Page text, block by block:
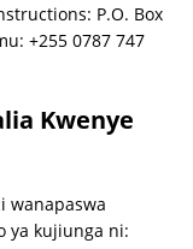
P.O. Box
+255 0787 747
Kwenye
wanapaswa
ya kujiunga ni: